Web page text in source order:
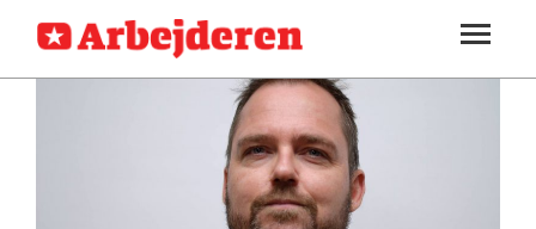
SEKTIONER
SOUNDCLOUD